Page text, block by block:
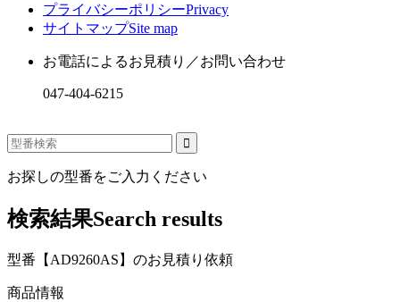
プライバシーポリシーPrivacy
サイトマップSite map
お電話によるお見積り／お問い合わせ
047-404-6215
お探しの型番をご入力ください
検索結果Search results
型番【AD9260AS】のお見積り依頼
商品情報